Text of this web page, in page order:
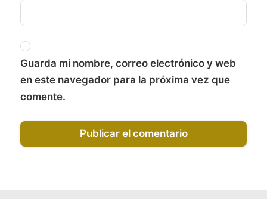
Guarda mi nombre, correo electrónico y web
en este navegador para la próxima vez que
comente.